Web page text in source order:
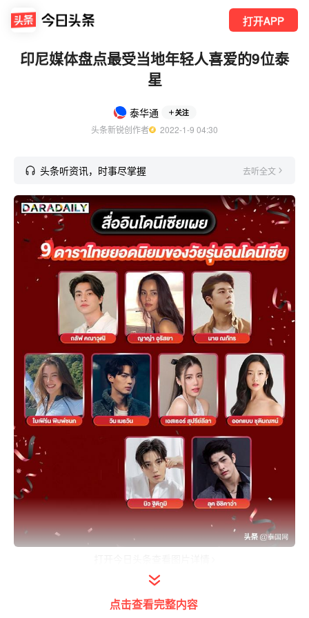
打开APP
印尼媒体盘点最受当地年轻人喜爱的9位泰
星
泰华通 关注
头条新锐创作者
  2022-1-9 04:30
头条听资讯，时事尽掌握 去听全文
泰国网报道，近年来，随着泰国影视剧不断向
外输出，许多的泰国艺人在海外俘获大票粉
点击查看完整内容